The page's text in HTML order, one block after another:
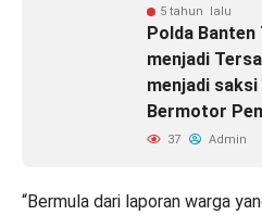
5 tahun lalu
Polda Banten
menjadi
menjadi
Bermotor
37 Admin
“Bermula dari laporan warga